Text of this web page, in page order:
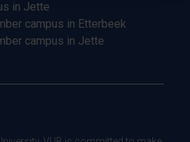
in Jette
campus in Etterbeek
campus in Jette